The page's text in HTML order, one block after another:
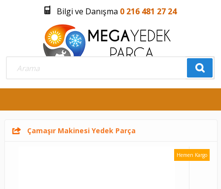
Bilgi ve Danışma 0 216 481 27 24
Üye Girişi Üye Olmak İstiyorum
Çamaşır Makinesi Yedek Parça
Hemen Kargo